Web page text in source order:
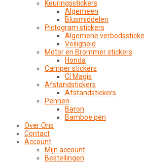
Keuringsstickers
Algemeen
Blusmiddelen
Pictogram stickers
Algemene
Veiligheid
Motor en Brommer stickers
Honda
Camper stickers
CI Magis
Afstandstickers
Afstandstickers
Pennen
Baron
Bamboe pen
Over Ons
Contact
Account
Mijn account
Bestellingen